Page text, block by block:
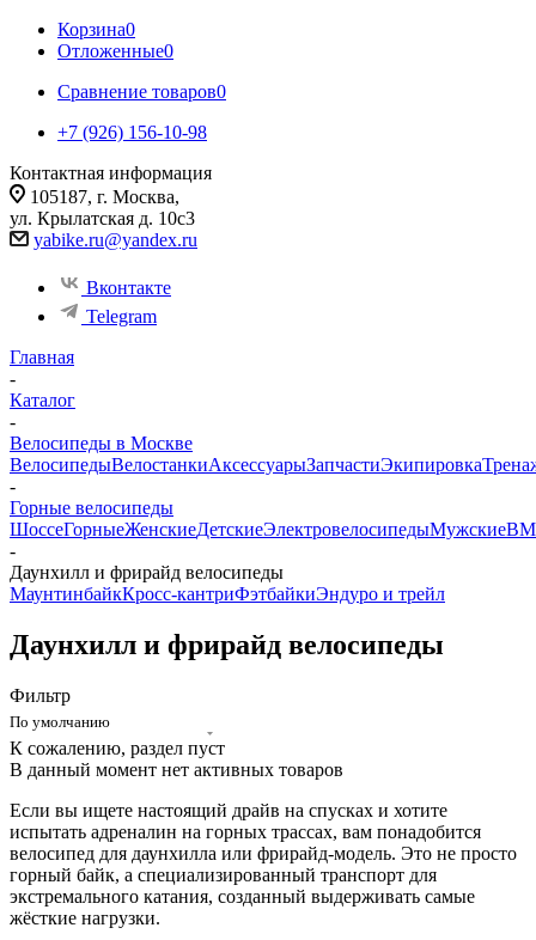
Корзина0
Отложенные0
Сравнение товаров0
+7 (926) 156-10-98
Контактная информация
105187, г. Москва,
ул. Крылатская д. 10с3
yabike.ru@yandex.ru
Вконтакте
Telegram
Главная
-
Каталог
-
Велосипеды в Москве
ВелосипедыВелостанкиАксессуарыЗапчастиЭкипировка
-
Горные велосипеды
ШоссеГорныеЖенскиеДетскиеЭлектровелосипедыМужские
-
Даунхилл и фрирайд велосипеды
МаунтинбайкКросс-кантриФэтбайкиЭндуро и трейл
Даунхилл и фрирайд велосипеды
Фильтр
По умолчанию
К сожалению, раздел пуст
В данный момент нет активных товаров
Если вы ищете настоящий драйв на спусках и хотите
испытать адреналин на горных трассах, вам понадобится
велосипед для даунхилла или фрирайд-модель. Это не просто
горный байк, а специализированный транспорт для
экстремального катания, созданный выдерживать самые
жёсткие нагрузки.